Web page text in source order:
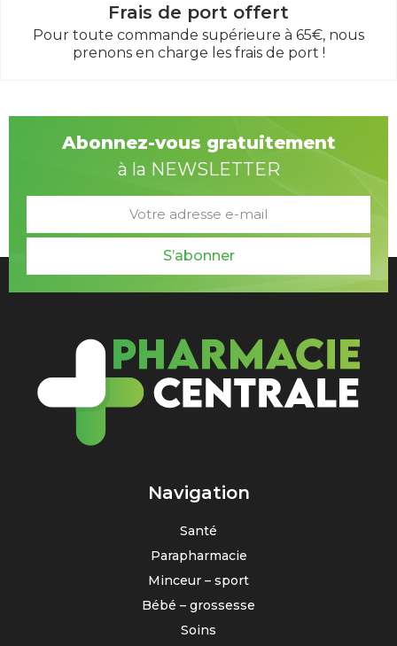
Frais de port offert
Pour toute commande supérieure à 65€, nous
prenons en charge les frais de port !
Abonnez-vous gratuitement
à la NEWSLETTER
S’abonner
Navigation
Santé
Parapharmacie
Minceur – sport
Bébé – grossesse
Soins